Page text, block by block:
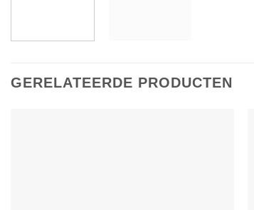
GERELATEERDE PRODUCTEN